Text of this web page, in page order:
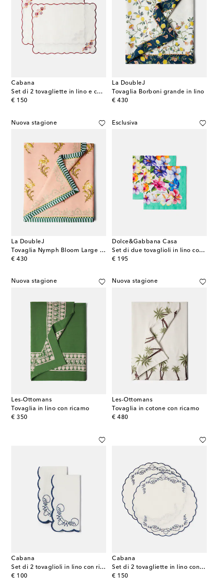
Cabana
Set di 2 tovagliette in lino e cotone
€ 150
original price
La DoubleJ
Tovaglia Borboni grande in lino
€ 430
original price
Nuova stagione
La DoubleJ
Tovaglia Nymph Bloom Large in lino
€ 430
original price
Esclusiva
Dolce&Gabbana Casa
Set di due tovaglioli in lino con stampa
€ 195
original price
Nuova stagione
Les-Ottomans
Tovaglia in lino con ricamo
€ 350
original price
Nuova stagione
Les-Ottomans
Tovaglia in cotone con ricamo
€ 480
original price
Cabana
Set di 2 tovaglioli in lino con ricamo
€ 100
original price
Cabana
Set di 2 tovagliette in lino con ricamo
€ 150
original price